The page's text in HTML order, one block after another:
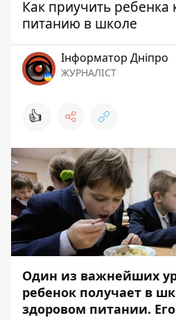
Как приучить ребенка
питанию в школе
Інформатор Дніпро
ЖУРНАЛІСТ
👍
Один из важнейших
ребенок получает в
здоровом питании.